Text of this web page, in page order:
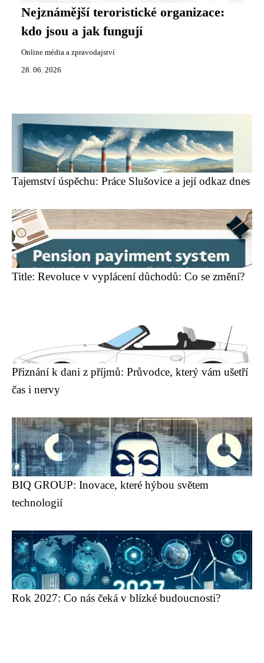
Nejznámější teroristické organizace:
kdo jsou a jak fungují
Online média a zpravodajství
28. 06. 2026
Tajemství úspěchu: Práce Slušovice a její odkaz dnes
Title: Revoluce v vyplácení důchodů: Co se změní?
Přiznání k dani z příjmů: Průvodce, který vám ušetří
čas i nervy
BIQ GROUP: Inovace, které hýbou světem
technologií
Rok 2027: Co nás čeká v blízké budoucnosti?